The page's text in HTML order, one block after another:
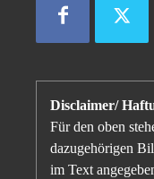
Disclaimer/
Für den oben
dazugehörigen
im Text